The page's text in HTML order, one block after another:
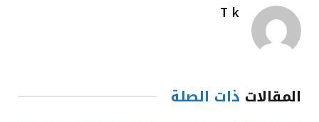
T k
المقالات ذات الصلة